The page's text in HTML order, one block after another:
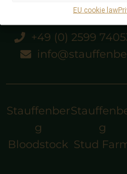
EU cookie law
+49 (0) 2599
Stauffenber
g
Bloodstock
g
Stud